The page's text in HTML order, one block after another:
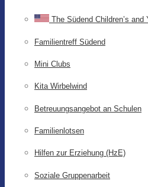
The Südend Children’s and
Familientreff Südend
Mini Clubs
Kita Wirbelwind
Betreuungsangebot an Schulen
Familienlotsen
Hilfen zur Erziehung (HzE)
Soziale Gruppenarbeit